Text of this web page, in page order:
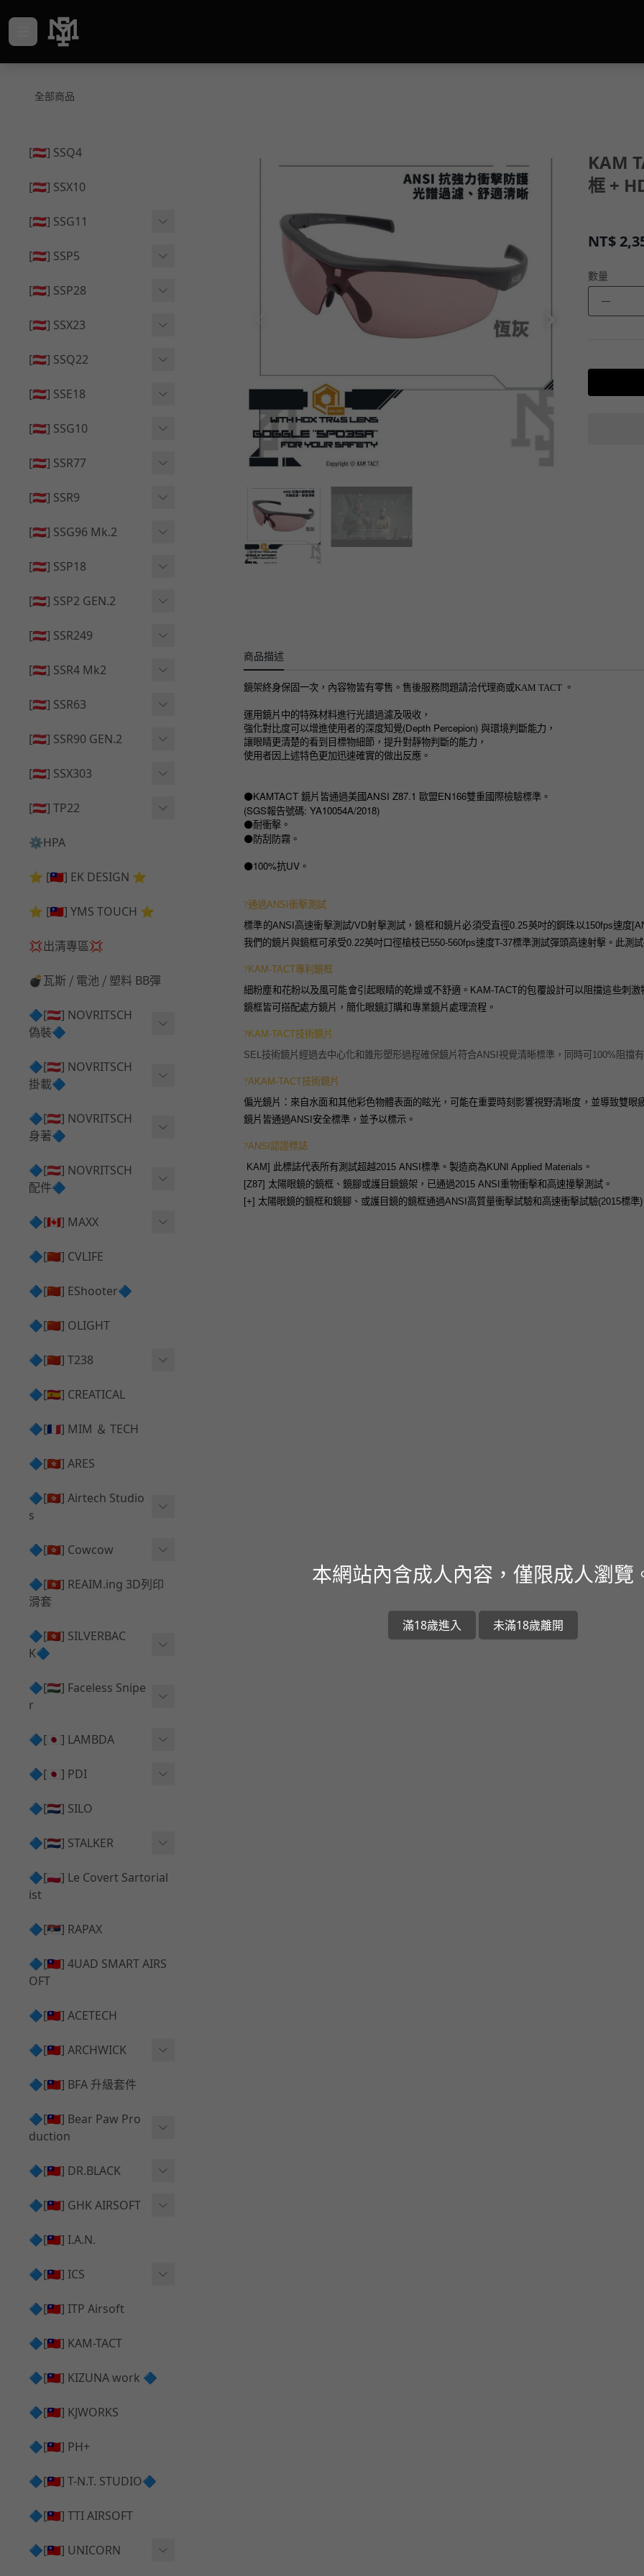
全部商品
[🇦🇹] SSQ4
[🇦🇹] SSX10
[🇦🇹] SSG11
🔄 原廠 ⧸ 零件
[🇦🇹] SSP5
🔄 原廠 ⧸ 零件
[🇦🇹] SSP28
🔄 原廠 ⧸ 零件
[🇦🇹] SSX23
🟦 主體 ⧸ 彈匣
[🇦🇹] SSQ22
🟦 主體 ⧸ 彈匣
[🇦🇹] SSE18
👁️‍🗨️ 外觀 ⧸ 色彩
[🇦🇹] SSG10
🟦 主體 ⧸ 彈匣
[🇦🇹] SSR77
🟦 主體 ⧸ 彈匣
[🇦🇹] SSR9
👁️‍🗨️ 外觀 ⧸ 色彩
[🇦🇹] SSG96 Mk.2
🆙 升級 ⧸ 部件
[🇦🇹] SSP18
👁️‍🗨️ 外觀 ⧸ 色彩
[🇦🇹] SSP2 GEN.2
🔄 原廠 ⧸ 零件
[🇦🇹] SSR249
🟦 主體 ⧸ 彈匣
[🇦🇹] SSR4 Mk2
🟦 主體 ⧸ 彈匣
[🇦🇹] SSR63
🆙 升級 ⧸ 部件
[🇦🇹] SSR90 GEN.2
🆙 升級 ⧸ 部件
[🇦🇹] SSX303
🔄 原廠 ⧸ 零件
🆙 升級 ⧸ 部件
[🇦🇹] TP22
🔄 原廠 ⧸ 零件
🆙 升級 ⧸ 部件
⚙️HPA
⭐ [🇹🇼] EK DESIGN ⭐
⭐ [🇹🇼] YMS TOUCH ⭐
💢出清專區💢
💣瓦斯 ⧸ 電池 ⧸ 塑料 BB彈
🔷[🇦🇹] NOVRITSCH
偽裝🔷
上衣夾克 ⧸ Jacket
兜帽 ⧸ Hood
手持 裝備 ⧸ 偽裝
披肩 ⧸ Shoulder Piece
onie
🔷[🇦🇹] NOVRITSCH
掛載🔷
AR ⧸ DMR 彈匣用
SMG ⧸ SSR90 彈匣用
腰包 ⧸ 萬用包
HPA 氣瓶袋 ⧸ 水袋包
手槍 彈匣用
🔷[🇦🇹] NOVRITSCH
身著🔷
闊邊帽 ⧸ Boonie Hat
戰術背心+前掛 ⧸ Plate Car
rier+Flap
tlebelt
護目鏡 ⧸ 除霧器
腰帶 ⧸ 腿掛
🔷[🇦🇹] NOVRITSCH
配件🔷
✅ 快拔槍套 ⧸ 槍背帶
✅ 槍架 ⧸ 訓練靶具 ⧸ 工具
🔷[🇨🇦] MAXX
AEG 活塞頭 ⧸ AEG Piston
HOP座 ⧸ HOP-UP
競速扳機 ⧸ Speed Trigger
彈匣釋放鈕 ⧸ Mag Releas
推嘴 ⧸ Nozzle
🔷[🇨🇳] CVLIFE
🔷[🇨🇳] EShooter🔷
🔷[🇨🇳] OLIGHT
🔷[🇨🇳] T238
電子扳機
發光器
🔷[🇪🇸] CREATICAL
🔷[🇫🇷] MIM ＆ TECH
🔷[🇭🇰] ARES
🔷[🇭🇰] Airtech Studio
s
VFC
G＆G
Krytac
KWA
Tokyo Marui
PROWIN
MAXX
SILVERBACK SRS
🔷[🇭🇰] Cowcow
TM Glock 系列
Action Army AAP01 系列
UMAREX VFC 系列
KWA⧸KSC系列
🔷[🇭🇰] REAIM.ing 3D列印
滑套
🔷[🇭🇰] SILVERBAC
K🔷
SRS ⧸ HTI 🟦 主體 ⧸ 彈匣
✅ 碳纖管 ⧸ 彈簧
TAC-41 👁️‍🗨️ 外觀 ⧸ 色彩
MDR-X 🟦 主體 ⧸ 彈匣
✅ 通用 ⧸ 精品
MDR-X 🔄 原廠 ⧸ 零件
TAC-41 🔄 原廠 ⧸ 零件
🔷[🇭🇺] Faceless Snipe
r
Mk23 ⧸ SSX23
SRS ⧸ HTI ⧸ TAC-41
🔷[🇯🇵] LAMBDA
Lambda 05 GBB 精密內管
Lambda 03 AEG 精密內管
Lambda 05 AEG 精密內管
🔷[🇯🇵] PDI
01 精密內管
05 精密內管
08 精密內管
🔷[🇳🇱] SILO
🔷[🇳🇱] STALKER
Action Army AAP01 升級
套件
HOP膠皮 ⧸ 下壓塊
件
[夢神⧸Morpheus] 不鏽鋼
內管
套件
[夢神⧸Morpheus] 碳鋼 內
管
🔷[🇵🇱] Le Covert Sartorial
ist
🔷[🇷🇸] RAPAX
🔷[🇹🇼] 4UAD SMART AIRS
OFT
🔷[🇹🇼] ACETECH
🔷[🇹🇼] ARCHWICK
衝鋒套件 Convertion Kit
MWS 升級組件
B＆T APC9 系列產品
B＆T SPR300系列產品
HOP膠皮
🔷[🇹🇼] BFA 升級套件
🔷[🇹🇼] Bear Paw Pro
duction
T-5000
🔷[🇹🇼] DR.BLACK
Hi-capa 彈匣外觀
維護保養
Hi-capa 上半外觀
Hi-capa 內部升級
🔷[🇹🇼] GHK AIRSOFT
AR ⧸ M4 GBB 原廠零件
AKM V3 主體 ＆ 原廠零件
G5 原廠零件
G17 GEN.3 原廠零件
AR ⧸ M4 GBB 升級套件
🔷[🇹🇼] I.A.N.
🔷[🇹🇼] ICS
Hi-Capa 維修零件
ICS 成槍
🔷[🇹🇼] ITP Airsoft
🔷[🇹🇼] KAM-TACT
🔷[🇹🇼] KIZUNA work 🔷
🔷[🇹🇼] KJWORKS
🔷[🇹🇼] PH+
🔷[🇹🇼] T-N.T. STUDIO🔷
🔷[🇹🇼] TTI AIRSOFT
🔷[🇹🇼] UNICORN
KAM
框 +
NT$
數量
－
商品描述
鏡架終身保固一次，內容物皆有零售。售後服務問題請洽代理商或KAM TACT 。
運用鏡片中的特殊材料進行光譜過濾及吸收，
強化對比度可以增進使用者的深度知覺(Depth Percepion) 與環境判斷能力，
讓眼睛更清楚的看到目標物細節，提升對靜物判斷的能力，
使用者因上述特色更加迅速確實的做出反應。
⚫️KAMTACT 鏡片皆通過美國ANSI Z87.1 歐盟EN166雙重國際檢驗標準。
(SGS報告號碼: YA10054A/2018)
⚫️耐衝擊。
⚫️防刮防霧。
⚫️100%抗UV 。
?通過ANSI衝擊測試
標準的ANSI高速衝擊測試/VD射擊測試，鏡框和鏡片必須受直徑0.25英吋的鋼珠以150fps速度
我們的鏡片與鏡框可承受0.22英吋口徑槍枝已550-560fps速度T-37標準測試彈頭高速射擊。此測
? KAM-TACT專利鏡框
細粉塵和花粉以及風可能會引起眼睛的乾燥或不舒適。KAM-TACT的包覆設計可以阻擋這些刺
鏡框皆可搭配處方鏡片，簡化眼鏡訂購和專業鏡片處理流程。
? KAM-TACT技術鏡片
SEL技術鏡片經過去中心化和錐形塑形過程確保鏡片符合ANSI視覺清晰標準，同時可100%阻擋
?AKAM-TACT技術鏡片
偏光鏡片：來自水面和其他彩色物體表面的眩光，可能在重要時刻影響視野清晰度，並導致雙
鏡片皆通過ANSI安全標準，並予以標示。
?ANSI認證標誌
KAM] 此標誌代表所有測試超越2015 ANSI標準。製造商為KUNI Applied Materials。
[Z87] 太陽眼鏡的鏡框、鏡腳或護目鏡鏡架，已通過2015 ANSI重物衝擊和高速撞擊測試。
[+] 太陽眼鏡的鏡框和鏡腳、或護目鏡的鏡框通過ANSI高質量衝擊試驗和高速衝擊試驗(2015標準)
本網站內含成人內容，僅限成人瀏覽
滿18歲進入 未滿18歲離開